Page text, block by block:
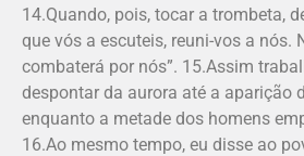
14.Quando, pois, tocar a trombeta,
que vós a escuteis, reuni-vos a nós.
combaterá por nós”. 15.Assim
despontar da aurora até a aparição
enquanto a metade dos homens
16.Ao mesmo tempo, eu disse ao